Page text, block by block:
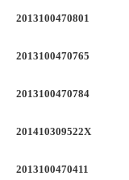
2013100470801
2013100470765
2013100470784
201410309522X
2013100470411